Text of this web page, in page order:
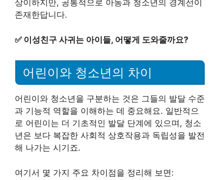
상이하지만, 공통적으로 아동과 청소년의 경계선이
존재한답니다.
✅ 이성친구 사귀는 아이들, 어떻게 도와줄까요?
어린이와 청소년의 차이
어린이와 청소년을 구분하는 것은 그들의 발달 수준
과 기능적 역할을 이해하는 데 중요해요. 일반적으
로 어린이는 더 기초적인 발달 단계에 있으며, 청소
년은 보다 복잡한 사회적 상호작용과 독립성을 발전
해 나가는 시기죠.
여기서 몇 가지 주요 차이점을 정리해 보면: